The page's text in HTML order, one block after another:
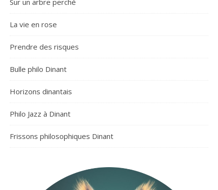
Sur un arbre perché
La vie en rose
Prendre des risques
Bulle philo Dinant
Horizons dinantais
Philo Jazz à Dinant
Frissons philosophiques Dinant